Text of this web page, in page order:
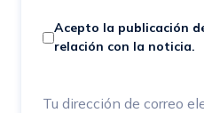
Tu dirección de correo
Acepto la publicación
relación con la noticia.